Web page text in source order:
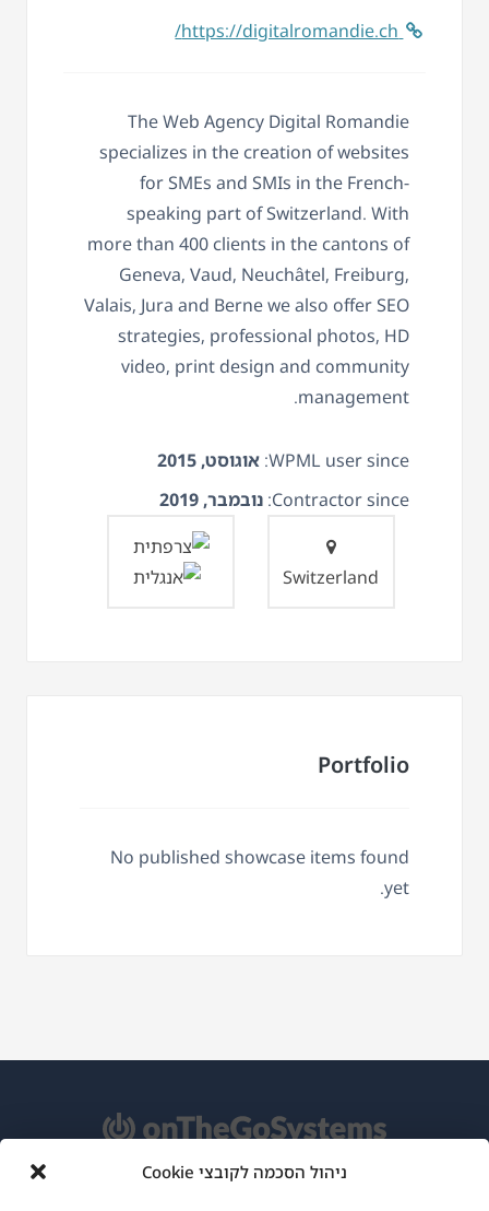
ניהול הסכמה לקובצי Cookie
The Web Agency Digital Romandie
specializes in the creation of websites
for SMEs and SMIs in the French-
speaking part of Switzerland. With
more than 400 clients in the cantons of
Geneva, Vaud, Neuchâtel, Freiburg,
Valais, Jura and Berne we also offer SEO
strategies, professional photos, HD
video, print design and community
management.
WPML user since: אוגוסט, 2015
Contractor since: נובמבר, 2019
Switzerland
Portfolio
No published showcase items found
yet.